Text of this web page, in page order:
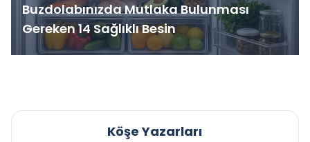
Buzdolabınızda Mutlaka Bulunması
Gereken 14 Sağlıklı Besin
Köşe Yazarları